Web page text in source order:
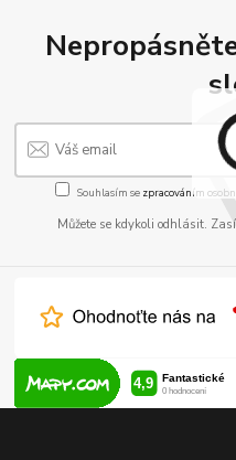
Souhlasím se zpracováním
Můžete se kdykoli odhlásit.